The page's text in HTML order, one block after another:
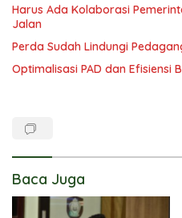
Harus Ada Kolaborasi
Jalan
Perda Sudah Lindungi
Optimalisasi PAD dan Efisiensi
Baca Juga